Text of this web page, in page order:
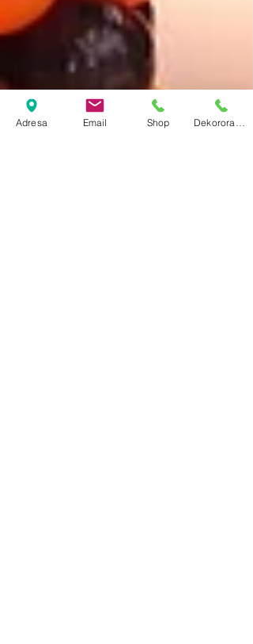
Adresa Email Shop